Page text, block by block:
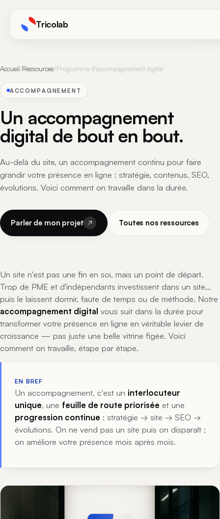
Tricolab
Accueil/Ressources/Programme d'accompagnement digital
ACCOMPAGNEMENT
Un accompagnement
digital de bout en bout.
Au-delà du site, un accompagnement continu pour faire
grandir votre présence en ligne : stratégie, contenus, SEO,
évolutions. Voici comment on travaille dans la durée.
Parler de mon projet Toutes nos ressources
Un site n'est pas une fin en soi, mais un point de départ.
Trop de PME et d'indépendants investissent dans un site…
puis le laissent dormir, faute de temps ou de méthode. Notre
accompagnement digital vous suit dans la durée pour
transformer votre présence en ligne en véritable levier de
croissance — pas juste une belle vitrine figée. Voici
comment on travaille, étape par étape.
EN BREF
Un accompagnement, c'est un interlocuteur
unique, une feuille de route priorisée et une
progression continue : stratégie → site → SEO →
évolutions. On ne vend pas un site puis on disparaît ;
on améliore votre présence mois après mois.